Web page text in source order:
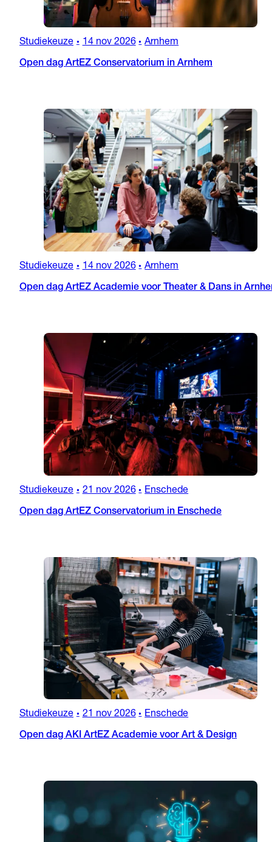
Studiekeuze • 14 nov 2026 • Arnhem
Open dag ArtEZ Conservatorium in Arnhem
Studiekeuze • 14 nov 2026 • Arnhem
Open dag ArtEZ Academie voor Theater & Dans in
Studiekeuze • 21 nov 2026 • Enschede
Open dag ArtEZ Conservatorium in Enschede
Studiekeuze • 21 nov 2026 • Enschede
Open dag AKI ArtEZ Academie voor Art & Design